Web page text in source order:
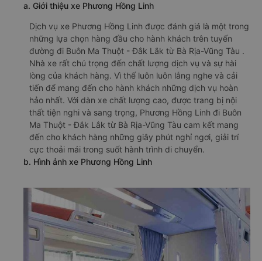
a. Giới thiệu xe Phương Hồng Linh
Dịch vụ xe Phương Hồng Linh được đánh giá là một trong
những lựa chọn hàng đầu cho hành khách trên tuyến
đường đi Buôn Ma Thuột - Đắk Lắk từ Bà Rịa-Vũng Tàu .
Nhà xe rất chú trọng đến chất lượng dịch vụ và sự hài
lòng của khách hàng. Vì thế luôn luôn lắng nghe và cải
tiến để mang đến cho hành khách những dịch vụ hoàn
hảo nhất. Với dàn xe chất lượng cao, được trang bị nội
thất tiện nghi và sang trọng, Phương Hồng Linh đi Buôn
Ma Thuột - Đắk Lắk từ Bà Rịa-Vũng Tàu cam kết mang
đến cho khách hàng những giây phút nghỉ ngơi, giải trí
cực thoải mái trong suốt hành trình di chuyển.
b. Hình ảnh xe Phương Hồng Linh